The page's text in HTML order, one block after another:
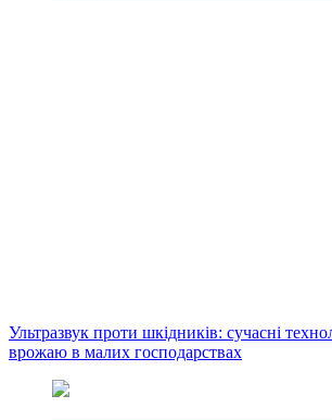
Ультразвук проти шкідників: сучасні
врожаю в малих господарствах